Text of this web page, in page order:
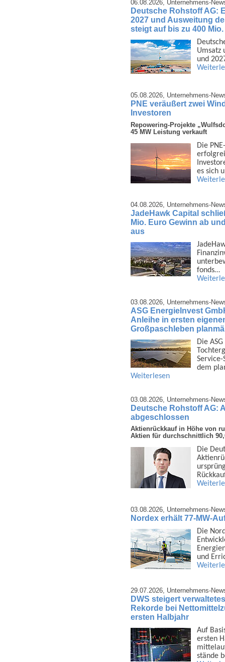
06.08.2026, Unternehmens-
Deutsche Rohstoff AG:
2027 und Ausweitung
steigt auf bis zu 400
Umsatz
und
05.08.2026, Unternehmens-
PNE veräußert zwei
Investoren
Repowering-Projekte
45 MW Leistung verkauft
Die
es sich
04.08.2026, Unternehmens-
JadeHawk Capital
Mio. Euro Gewinn ab
aus
fonds…
03.08.2026, Unternehmens-
ASG EnergieInvest
Anleihe in ersten
Großpaschleben
Die
Service-
dem
Weiterlesen
03.08.2026, Unternehmens-
Deutsche Rohstoff AG:
abgeschlossen
Aktienrückkauf in Höhe von
Aktien für durchschnittlich
Die
03.08.2026, Unternehmens-
Nordex erhält 77-MW-
Die
und
29.07.2026, Unternehmens-
DWS steigert
Rekorde bei
ersten Halbjahr
Auf
ersten
stände